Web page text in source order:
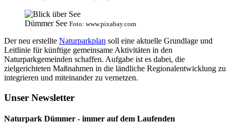
Dümmer See Foto: www.pixabay.com
Der neu erstellte Naturparkplan soll eine aktuelle Grundlage und
Leitlinie für künftige gemeinsame Aktivitäten in den
Naturparkgemeinden schaffen. Aufgabe ist es dabei, die
zielgerichteten Maßnahmen in die ländliche Regionalentwicklung zu
integrieren und miteinander zu vernetzen.
Unser Newsletter
Naturpark Dümmer - immer auf dem Laufenden